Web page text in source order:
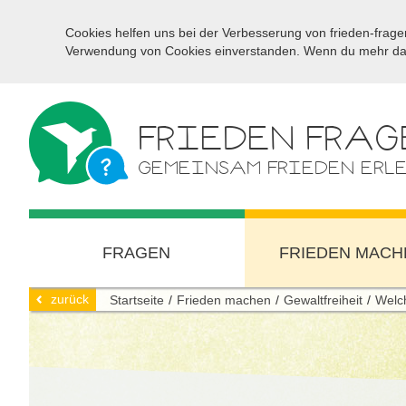
Cookies helfen uns bei der Verbesserung von frieden-
Verwendung von Cookies einverstanden. Wenn du mehr
FRIEDEN
GEMEINSAM FRIEDEN
FRAGEN FRIEDEN
zurück Startseite Frieden machen Gewaltfreiheit